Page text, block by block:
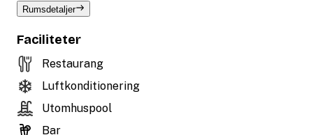
Rumsdetaljer
Faciliteter
Restaurang
Luftkonditionering
Utomhuspool
Bar